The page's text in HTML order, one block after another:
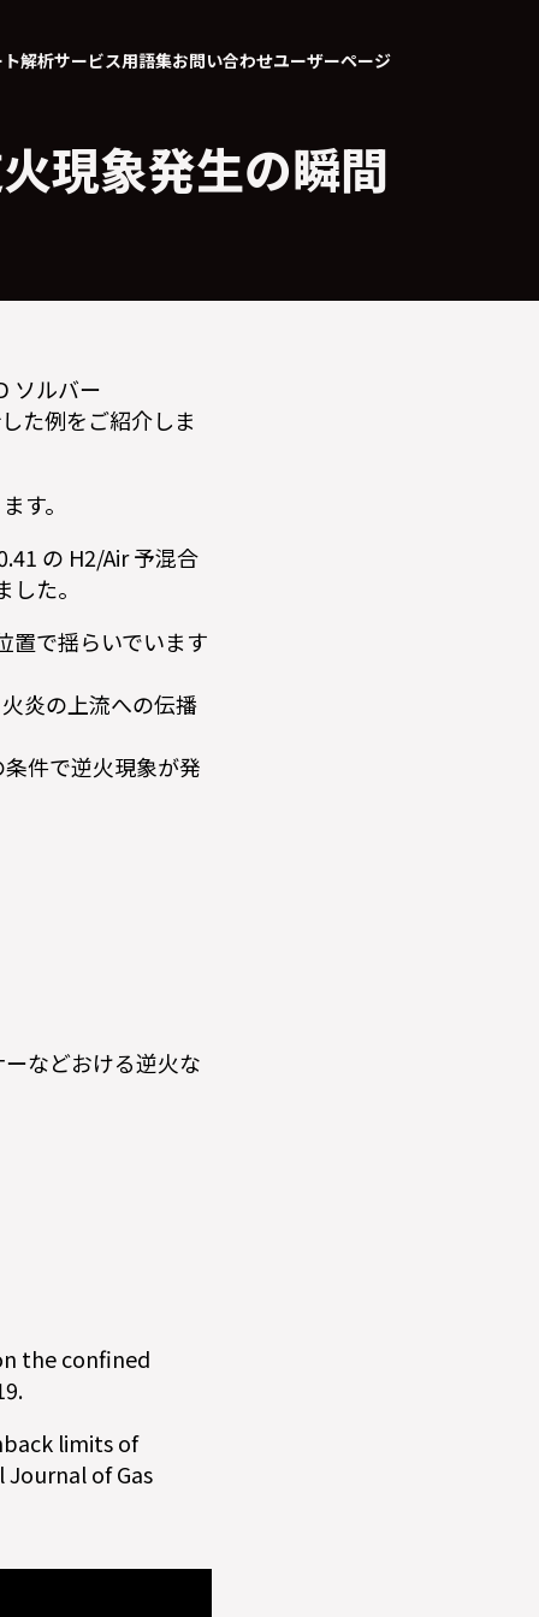
解析サービス用語集お問い合わせユーザーページ
現象発生の瞬間
ソルバー
た例をご紹介しま
す。
の H2/Air 予混合
た。
置で揺らいでいます
炎の上流への伝播
件で逆火現象が発
などおける逆火な
the confined
limits of
of Gas